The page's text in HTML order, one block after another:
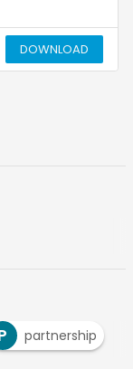
DOWNLOAD
partnership